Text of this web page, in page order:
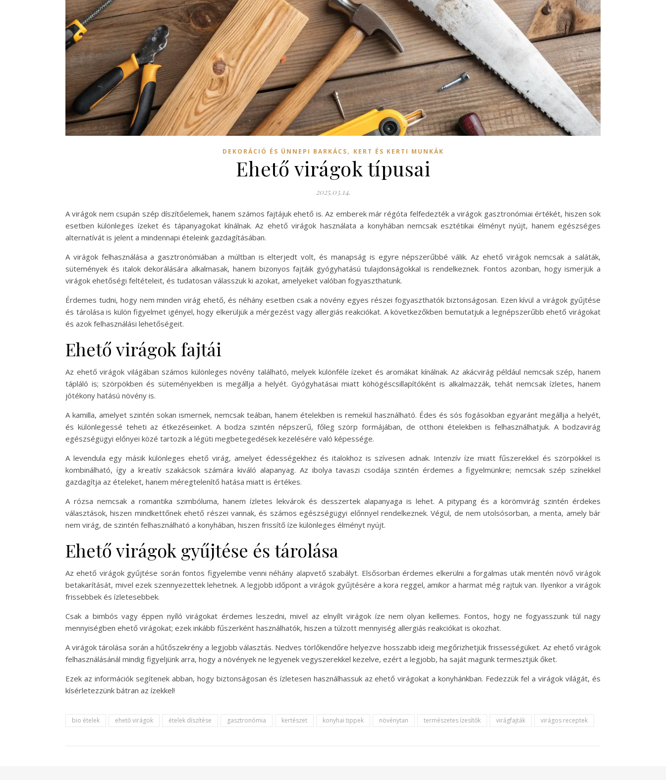
DEKORÁCIÓ ÉS ÜNNEPI BARKÁCS, KERT ÉS KERTI MUNKÁK
Ehető virágok típusai
2025.03.14.
A virágok nem csupán szép díszítőelemek, hanem számos fajtájuk ehető is. Az emberek már régóta felfedezték a virágok gasztronómiai értékét, hiszen sok
esetben különleges ízeket és tápanyagokat kínálnak. Az ehető virágok használata a konyhában nemcsak esztétikai élményt nyújt, hanem egészséges
alternatívát is jelent a mindennapi ételeink gazdagításában.
A virágok felhasználása a gasztronómiában a múltban is elterjedt volt, és manapság is egyre népszerűbbé válik. Az ehető virágok nemcsak a saláták,
sütemények és italok dekorálására alkalmasak, hanem bizonyos fajtáik gyógyhatású tulajdonságokkal is rendelkeznek. Fontos azonban, hogy ismerjük a
virágok ehetőségi feltételeit, és tudatosan válasszuk ki azokat, amelyeket valóban fogyaszthatunk.
Érdemes tudni, hogy nem minden virág ehető, és néhány esetben csak a növény egyes részei fogyaszthatók biztonságosan. Ezen kívül a virágok gyűjtése
és tárolása is külön figyelmet igényel, hogy elkerüljük a mérgezést vagy allergiás reakciókat. A következőkben bemutatjuk a legnépszerűbb ehető virágokat
és azok felhasználási lehetőségeit.
Ehető virágok fajtái
Az ehető virágok világában számos különleges növény található, melyek különféle ízeket és aromákat kínálnak. Az akácvirág például nemcsak szép, hanem
tápláló is; szörpökben és süteményekben is megállja a helyét. Gyógyhatásai miatt köhögéscsillapítóként is alkalmazzák, tehát nemcsak ízletes, hanem
jótékony hatású növény is.
A kamilla, amelyet szintén sokan ismernek, nemcsak teában, hanem ételekben is remekül használható. Édes és sós fogásokban egyaránt megállja a helyét,
és különlegessé teheti az étkezéseinket. A bodza szintén népszerű, főleg szörp formájában, de otthoni ételekben is felhasználhatjuk. A bodzavirág
egészségügyi előnyei közé tartozik a légúti megbetegedések kezelésére való képessége.
A levendula egy másik különleges ehető virág, amelyet édességekhez és italokhoz is szívesen adnak. Intenzív íze miatt fűszerekkel és szörpökkel is
kombinálható, így a kreatív szakácsok számára kiváló alapanyag. Az ibolya tavaszi csodája szintén érdemes a figyelmünkre; nemcsak szép színekkel
gazdagítja az ételeket, hanem méregtelenítő hatása miatt is értékes.
A rózsa nemcsak a romantika szimbóluma, hanem ízletes lekvárok és desszertek alapanyaga is lehet. A pitypang és a körömvirág szintén érdekes
választások, hiszen mindkettőnek ehető részei vannak, és számos egészségügyi előnnyel rendelkeznek. Végül, de nem utolsósorban, a menta, amely bár
nem virág, de szintén felhasználható a konyhában, hiszen frissítő íze különleges élményt nyújt.
Ehető virágok gyűjtése és tárolása
Az ehető virágok gyűjtése során fontos figyelembe venni néhány alapvető szabályt. Elsősorban érdemes elkerülni a forgalmas utak mentén növő virágok
betakarítását, mivel ezek szennyezettek lehetnek. A legjobb időpont a virágok gyűjtésére a kora reggel, amikor a harmat még rajtuk van. Ilyenkor a virágok
frissebbek és ízletesebbek.
Csak a bimbós vagy éppen nyíló virágokat érdemes leszedni, mivel az elnyílt virágok íze nem olyan kellemes. Fontos, hogy ne fogyasszunk túl nagy
mennyiségben ehető virágokat; ezek inkább fűszerként használhatók, hiszen a túlzott mennyiség allergiás reakciókat is okozhat.
A virágok tárolása során a hűtőszekrény a legjobb választás. Nedves törlőkendőre helyezve hosszabb ideig megőrizhetjük frissességüket. Az ehető virágok
felhasználásánál mindig figyeljünk arra, hogy a növények ne legyenek vegyszerekkel kezelve, ezért a legjobb, ha saját magunk termesztjük őket.
Ezek az információk segítenek abban, hogy biztonságosan és ízletesen használhassuk az ehető virágokat a konyhánkban. Fedezzük fel a virágok világát, és
kísérletezzünk bátran az ízekkel!
bio ételek ehető virágok ételek díszítése gasztronómia kertészet konyhai tippek növénytan természetes ízesítők virágfajták virágos receptek